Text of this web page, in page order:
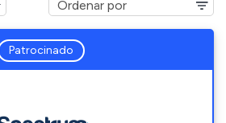
Patrocinado